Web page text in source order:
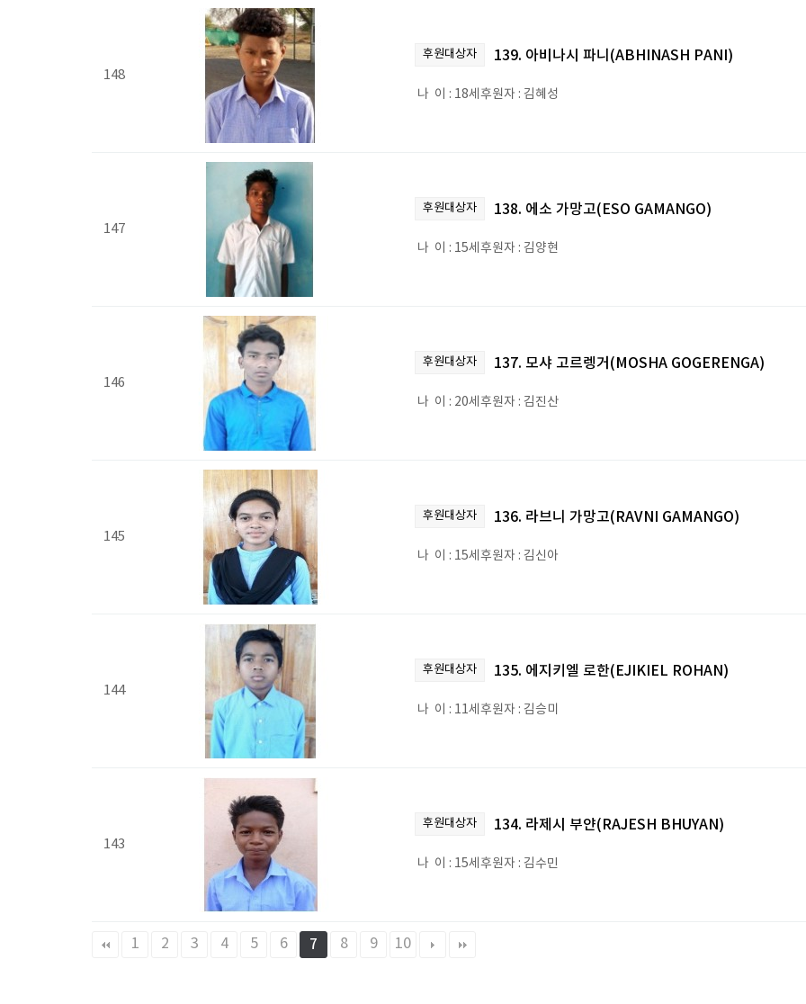
148
후원대상자 139. 아비나시 파니(ABHINASH PANI)
나 이 : 18세후원자 : 김혜성
147
후원대상자 138. 에소 가망고(ESO GAMANGO)
나 이 : 15세후원자 : 김양현
146
후원대상자 137. 모샤 고르렝거(MOSHA GOGERENGA)
나 이 : 20세후원자 : 김진산
145
후원대상자 136. 라브니 가망고(RAVNI GAMANGO)
나 이 : 15세후원자 : 김신아
144
후원대상자 135. 에지키엘 로한(EJIKIEL ROHAN)
나 이 : 11세후원자 : 김승미
143
후원대상자 134. 라제시 부얀(RAJESH BHUYAN)
나 이 : 15세후원자 : 김수민
1 2 3 4 5 6 7 8 9 10